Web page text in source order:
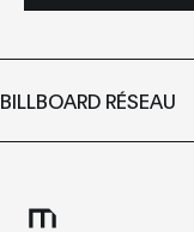
BILLBOARD RÉSEAU